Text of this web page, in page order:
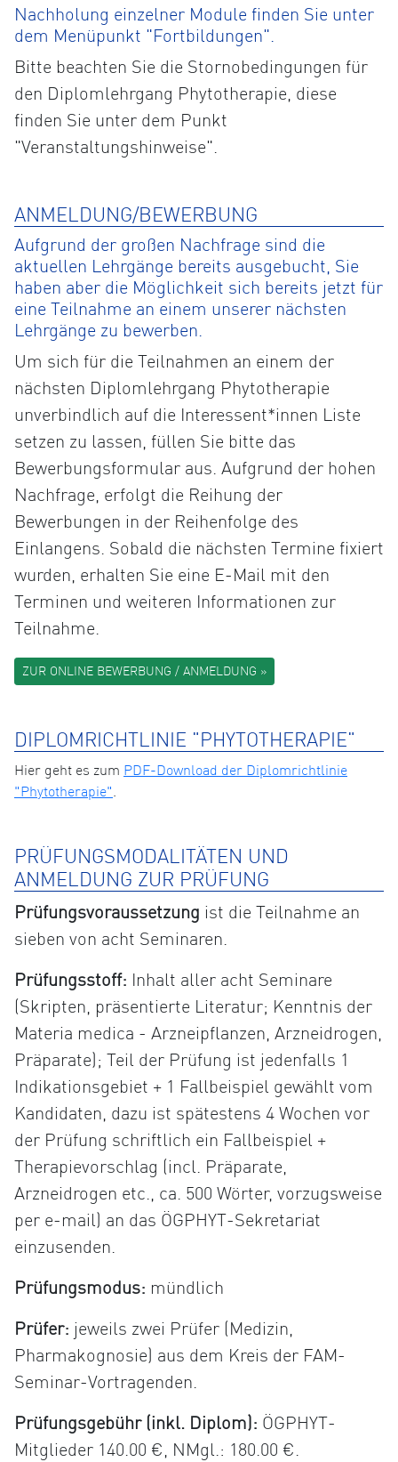
Nachholung einzelner Module finden Sie unter
dem Menüpunkt "Fortbildungen".
Bitte beachten Sie die Stornobedingungen für
den Diplomlehrgang Phytotherapie, diese
finden Sie unter dem Punkt
"Veranstaltungshinweise".
ANMELDUNG/BEWERBUNG
Aufgrund der großen Nachfrage sind die
aktuellen Lehrgänge bereits ausgebucht, Sie
haben aber die Möglichkeit sich bereits jetzt für
eine Teilnahme an einem unserer nächsten
Lehrgänge zu bewerben.
Um sich für die Teilnahmen an einem der
nächsten Diplomlehrgang Phytotherapie
unverbindlich auf die Interessent*innen Liste
setzen zu lassen, füllen Sie bitte das
Bewerbungsformular aus. Aufgrund der hohen
Nachfrage, erfolgt die Reihung der
Bewerbungen in der Reihenfolge des
Einlangens. Sobald die nächsten Termine fixiert
wurden, erhalten Sie eine E-Mail mit den
Terminen und weiteren Informationen zur
Teilnahme.
ZUR ONLINE BEWERBUNG / ANMELDUNG »
DIPLOMRICHTLINIE "PHYTOTHERAPIE"
Hier geht es zum PDF-Download der Diplomrichtlinie
"Phytotherapie"
PRÜFUNGSMODALITÄTEN UND
ANMELDUNG ZUR PRÜFUNG
Prüfungsvoraussetzung ist die Teilnahme an
sieben von acht Seminaren.
Prüfungsstoff: Inhalt aller acht Seminare
(Skripten, präsentierte Literatur; Kenntnis der
Materia medica - Arzneipflanzen, Arzneidrogen,
Präparate); Teil der Prüfung ist jedenfalls 1
Indikationsgebiet + 1 Fallbeispiel gewählt vom
Kandidaten, dazu ist spätestens 4 Wochen vor
der Prüfung schriftlich ein Fallbeispiel +
Therapievorschlag (incl. Präparate,
Arzneidrogen etc., ca. 500 Wörter, vorzugsweise
per e-mail) an das ÖGPHYT-Sekretariat
einzusenden.
Prüfungsmodus: mündlich
Prüfer: jeweils zwei Prüfer (Medizin,
Pharmakognosie) aus dem Kreis der FAM-
Seminar-Vortragenden.
Prüfungsgebühr (inkl. Diplom): ÖGPHYT-
Mitglieder 140.00 €, NMgl.: 180.00 €.